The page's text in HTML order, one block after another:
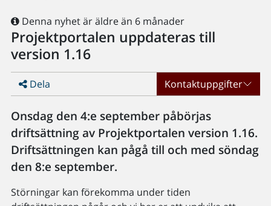
Denna nyhet är äldre än 6 månader
Projektportalen uppdateras till
version 1.16
Dela Kontaktuppgifter
Onsdag den 4:e september påbörjas
driftsättning av Projektportalen version 1.16.
Driftsättningen kan pågå till och med söndag
den 8:e september.
Störningar kan förekomma under tiden